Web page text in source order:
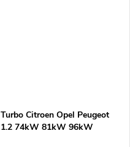
Turbo Citroen Opel Peugeot
1.2 74kW 81kW 96kW